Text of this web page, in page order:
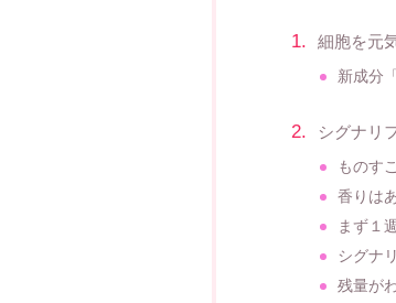
細胞を元
新成分
シグナリ
ものす
香りは
まず１
シグナ
残量が